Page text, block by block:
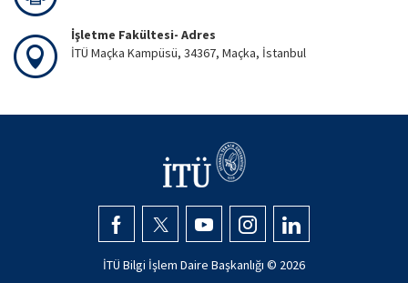
İşletme Fakültesi- Adres
İTÜ Maçka Kampüsü, 34367, Maçka, İstanbul
İTÜ Bilgi İşlem Daire Başkanlığı © 2026